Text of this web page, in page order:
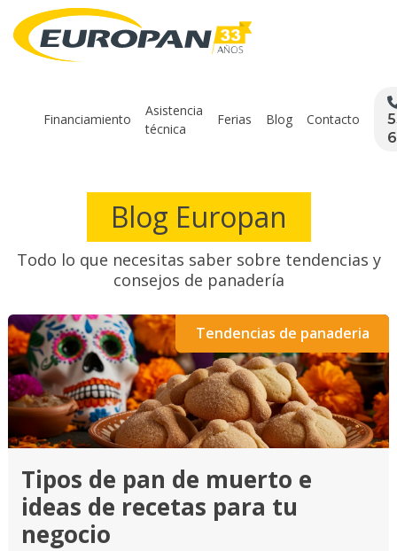
Financiamiento
Asistencia
técnica
Ferias Blog Contacto
Blog Europan
Todo lo que necesitas saber sobre tendencias y
consejos de panadería
Tendencias de panaderia
Tipos de pan de muerto e
ideas de recetas para tu
negocio